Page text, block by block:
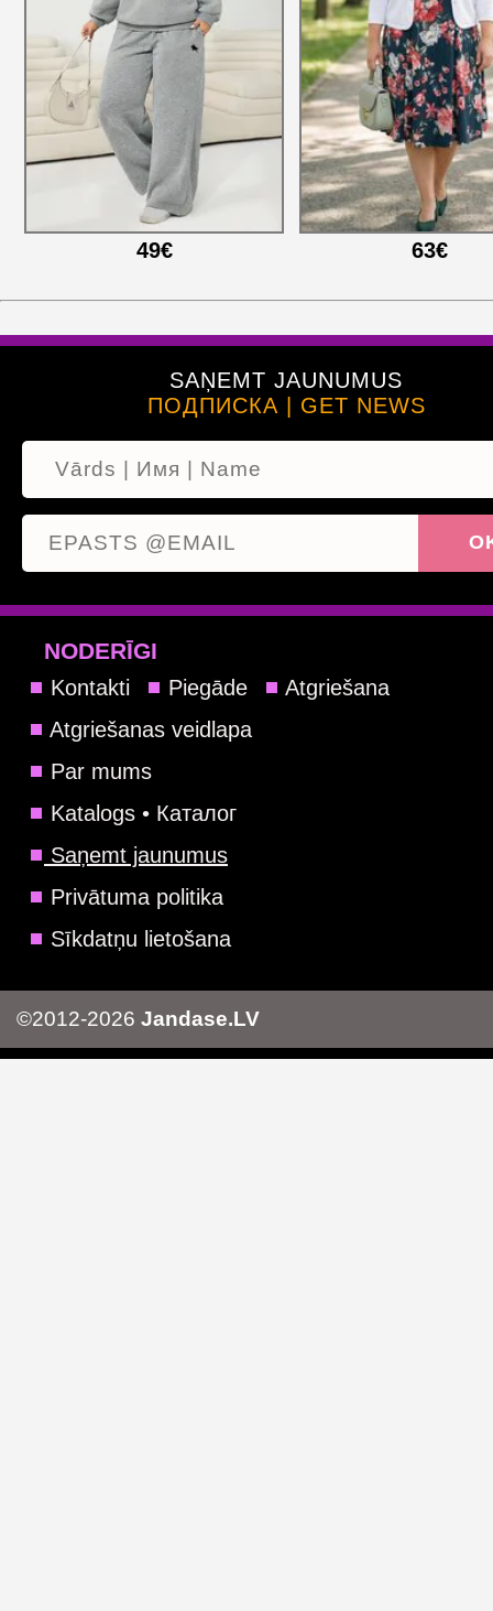
49€ 63€
SAŅEMT JAUNUMUS
ПОДПИСКА | GET NEWS
NODERĪGI
Kontakti Piegāde
Atgriešana
Atgriešanas veidlapa
Par mums
Katalogs • Каталог
Saņemt jaunumus
Privātuma politika
Sīkdatņu lietošana
©2012-2026 Jandase.LV